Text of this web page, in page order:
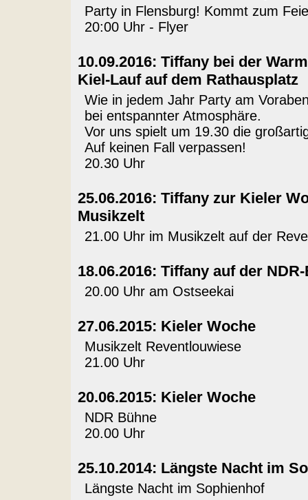
Party in Flensburg! Kommt zum
20:00 Uhr - Flyer
10.09.2016: Tiffany bei der
Kiel-Lauf auf dem Rathausplatz
Wie in jedem Jahr Party am
bei entspannter Atmosphäre.
Vor uns spielt um 19.30 die
Auf keinen Fall verpassen!
20.30 Uhr
25.06.2016: Tiffany zur Kieler
Musikzelt
21.00 Uhr im Musikzelt auf der
18.06.2016: Tiffany auf der
20.00 Uhr am Ostseekai
27.06.2015: Kieler Woche
Musikzelt Reventlouwiese
21.00 Uhr
20.06.2015: Kieler Woche
NDR Bühne
20.00 Uhr
25.10.2014: Längste Nacht im
Längste Nacht im Sophienhof